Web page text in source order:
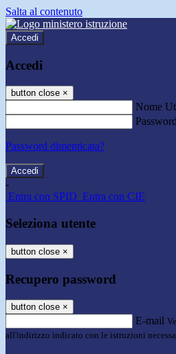
Salta al contenuto
Accedi
Accedi
button close ×
Nome
Password dimenticata?
-
Entra con SPID Entra con CIE
Seleziona utente
button close ×
Recupero password
button close ×
E-mail
all'indirizzo indicato con le istruzioni